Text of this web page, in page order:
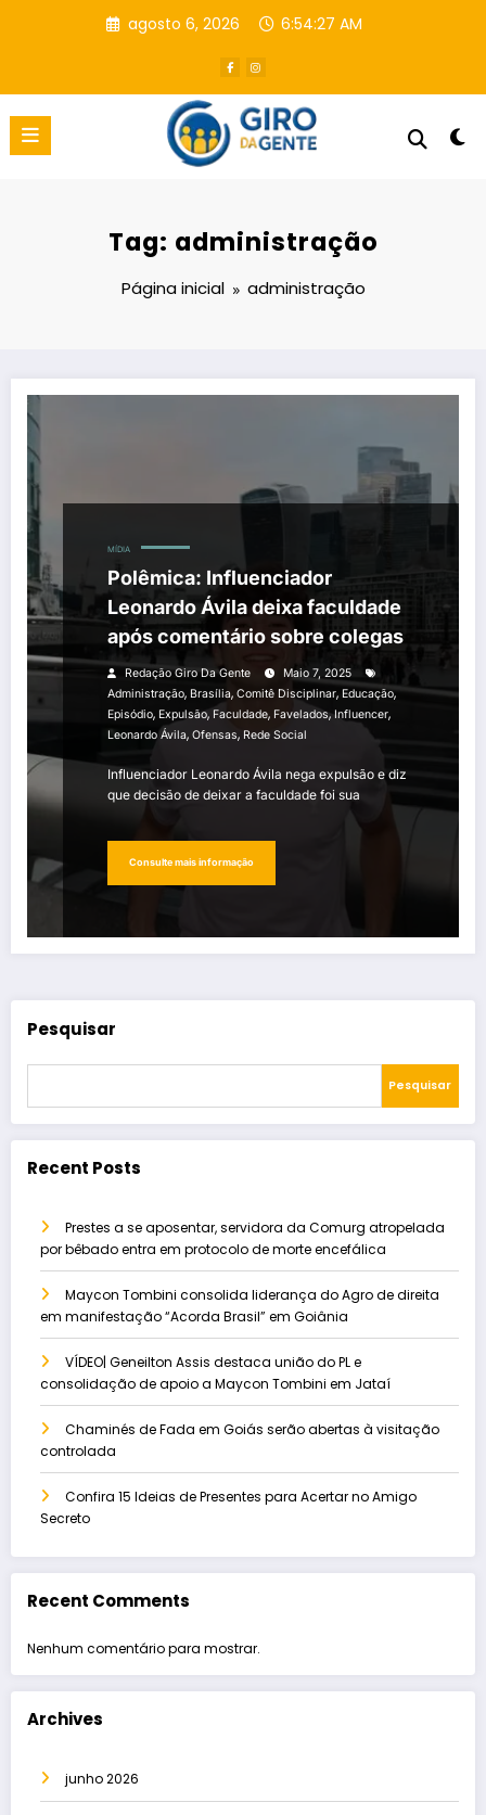
agosto 6, 2026 6:54:28 AM
Tag: administração
Página inicial administração
MÍDIA
Polêmica: Influenciador
Leonardo Ávila deixa faculdade
após comentário sobre colegas
Redação Giro Da Gente
Maio 7, 2025
Administração, Brasília, Comitê Disciplinar, Educação,
Episódio, Expulsão, Faculdade, Favelados,Influencer,
Leonardo Ávila, Ofensas, Rede Social
Influenciador Leonardo Ávila nega expulsão e diz
que decisão de deixar a faculdade foi sua
Consulte mais informação
Pesquisar
Pesquisar
Recent Posts
Prestes a se aposentar, servidora da Comurg atropelada
por bêbado entra em protocolo de morte encefálica
Maycon Tombini consolida liderança do Agro de direita
em manifestação “Acorda Brasil” em Goiânia
VÍDEO| Geneilton Assis destaca união do PL e
consolidação de apoio a Maycon Tombini em Jataí
Chaminés de Fada em Goiás serão abertas à visitação
controlada
Confira 15 Ideias de Presentes para Acertar no Amigo
Secreto
Recent Comments
Nenhum comentário para mostrar.
Archives
junho 2026